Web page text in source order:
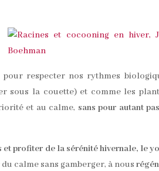
pour respecter nos rythmes
sous la couette) et comme les
et au calme, sans pour autant
et profiter de la sérénité hivernale, le
calme sans gamberger, à nous